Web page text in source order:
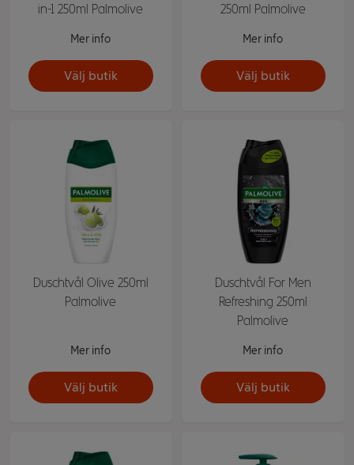
in-1 250ml Palmolive
Mer info
Välj butik
250ml Palmolive
Mer info
Välj butik
Duschtvål Olive 250ml
Palmolive
Mer info
Välj butik
Duschtvål For Men
Refreshing 250ml
Palmolive
Mer info
Välj butik